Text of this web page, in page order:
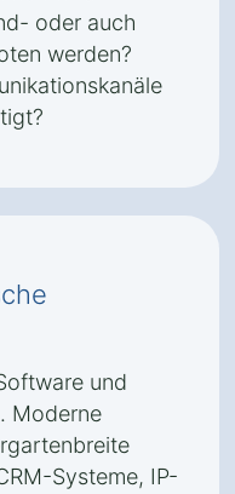
oder auch
werden?
und
Moderne
Systeme, IP-